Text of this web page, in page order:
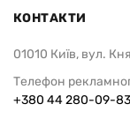
КОНТАКТИ
01010 Київ, вул.
Телефон
+380 44 280-09-83